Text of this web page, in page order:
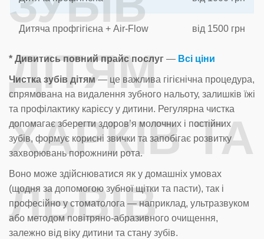
ДІТЯМ
ХАРКІВ ТА
ЛЬВІВ
Дитяча профгігієна + Air-Flow від 1500 грн
* Дивитись повний прайс послуг — Всі ціни
Чистка зубів дітям— це важлива гігієнічна процедура,
спрямована на видалення зубного нальоту, залишків їжі
та профілактику карієсу у дитини. Регулярна чистка
допомагає зберегти здоров’я молочних і постійних
зубів, формує корисні звички та запобігає розвитку
захворювань порожнини рота.
Воно може здійснюватися як у домашніх умовах
(щодня за допомогою зубної щітки та пасти), так і
професійно у стоматолога — наприклад, ультразвуком
або методом повітряно-абразивного очищення,
залежно від віку дитини та стану зубів.